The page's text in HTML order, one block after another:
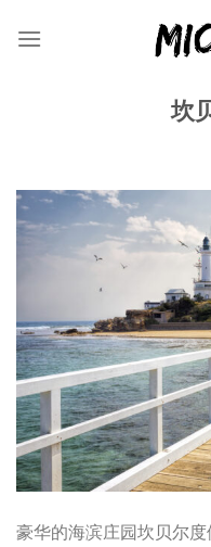
坎
豪华的海滨庄园坎贝尔